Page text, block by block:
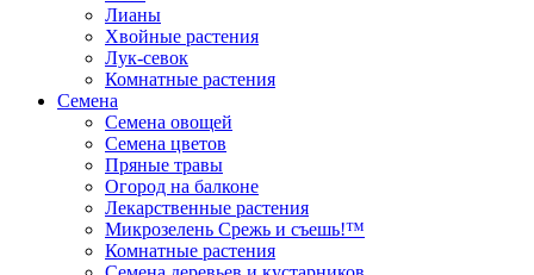
Лианы
Хвойные растения
Лук-севок
Комнатные растения
Семена
Семена овощей
Семена цветов
Пряные травы
Огород на балконе
Лекарственные растения
Микрозелень Срежь и съешь!™
Комнатные растения